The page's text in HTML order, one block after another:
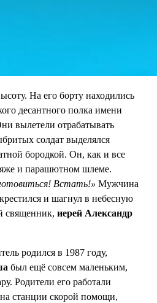
На его борту находились
десантного полка имени
вылетели отрабатывать
солдат выделялся
бородкой. Он, как и все
и парашютном шлеме.
Встать!» Мужчина
и шагнул в небесную
священник, иерей Александр
родился в 1987 году,
был ещё совсем маленьким,
Родители его работали
станции скорой помощи,